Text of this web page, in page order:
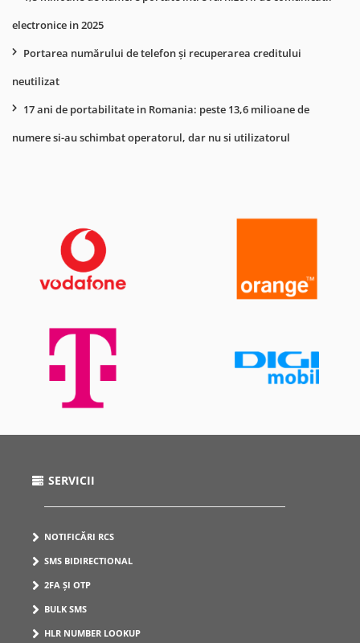
electronice in 2025
Portarea numărului de telefon și recuperarea creditului
neutilizat
17 ani de portabilitate in Romania: peste 13,6 milioane de
numere si-au schimbat operatorul, dar nu si utilizatorul
SERVICII
NOTIFICĂRI RCS
SMS BIDIRECTIONAL
2FA ȘI OTP
BULK SMS
HLR NUMBER LOOKUP